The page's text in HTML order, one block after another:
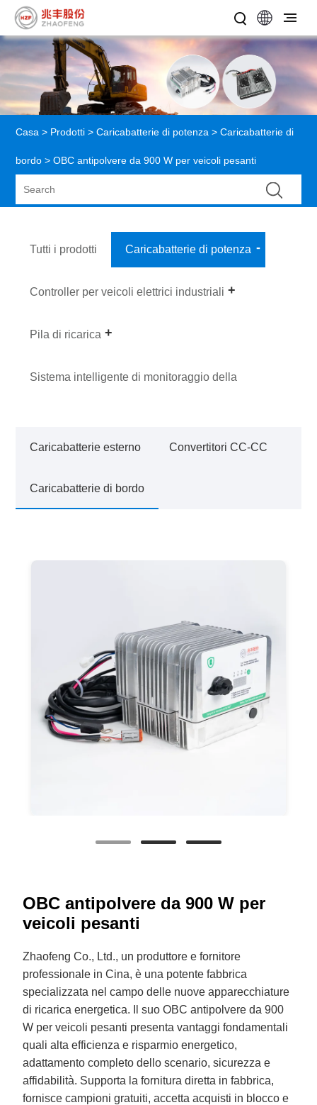
Casa > Prodotti >Caricabatterie di potenza >Caricabatterie di
bordo > OBC antipolvere da 900 W per veicoli pesanti
Tutti i prodotti Caricabatterie di potenza
Controller per veicoli elettrici industriali
Pila di ricarica
Sistema intelligente di monitoraggio della
Caricabatterie esterno Convertitori CC-CC
Caricabatterie di bordo
OBC antipolvere da 900 W per
veicoli pesanti
Zhaofeng Co., Ltd., un produttore e fornitore
professionale in Cina, è una potente fabbrica
specializzata nel campo delle nuove apparecchiature
di ricarica energetica. Il suo OBC antipolvere da 900
W per veicoli pesanti presenta vantaggi fondamentali
quali alta efficienza e risparmio energetico,
adattamento completo dello scenario, sicurezza e
affidabilità. Supporta la fornitura diretta in fabbrica,
fornisce campioni gratuiti, accetta acquisti in blocco e